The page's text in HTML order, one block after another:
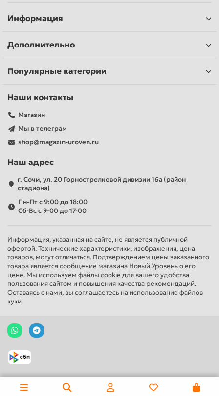
Информация
Дополнительно
Популярные категории
Наши контакты
Магазин
Мы в телеграм
shop@magazin-uroven.ru
Наш адрес
г. Сочи, ул. 20 Горнострелковой дивизии 16а (район
стадиона)
Пн-Пт с 9:00 до 18:00
Сб-Вс с 9-00 до 17-00
Информация, указанная на сайте, не является публичной
офертой. Технические характеристики, изображения, цена
товаров, могут отличаться. Подтверждением цены заказанного
товара является сообщение магазина Новый Уровень о его
цене. Мы используем файлы cookie для вашего удобства
пользования сайтом и повышения качества рекомендаций.
Оставаясь с нами, вы соглашаетесь на использование файлов
куки.